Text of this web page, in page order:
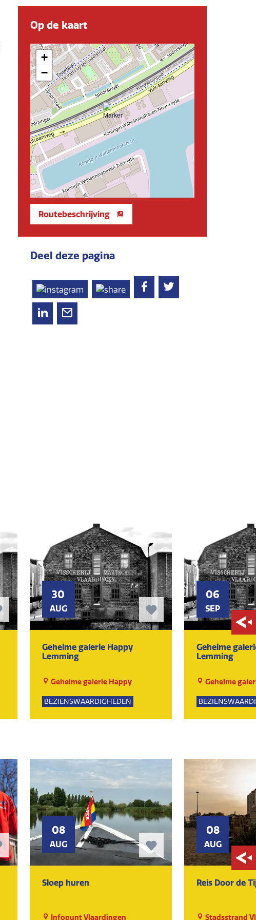
Op de kaart
+
−
Routebeschrijving
Deel deze pagina
30
AUG
Geheime galerie Happy
Lemming
Geheime galerie Happy
BEZIENSWAARDIGHEDEN
KUNST EN CULTUUR
MUSEUM
06
SEP
Geheime
Lemming
Geheime
KUNST EN
08
AUG
Sloep huren
Infopunt Vlaardingen
08
AUG
Reis Door de
Stadsstrand